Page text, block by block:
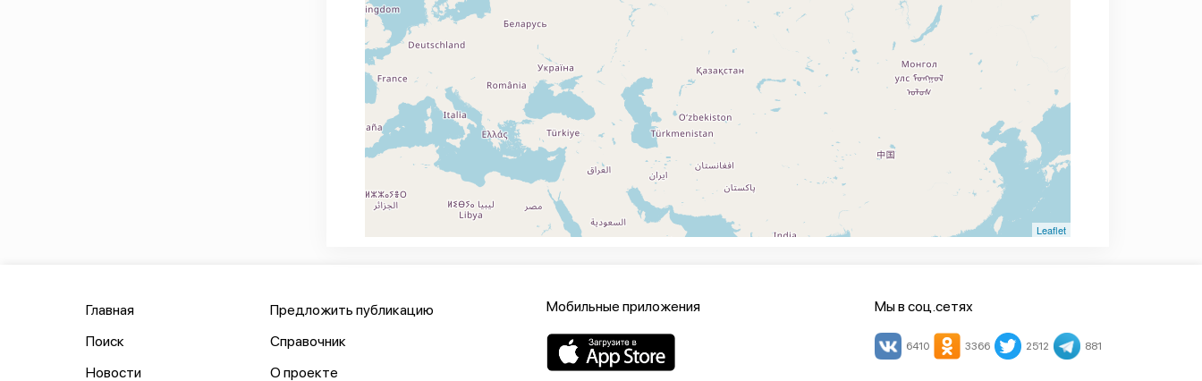
Leaflet
Главная
Поиск
Новости
Предложить публикацию
Справочник
О проекте
Мобильные приложения Мы в соц.сетях
6410 3366 2512 881